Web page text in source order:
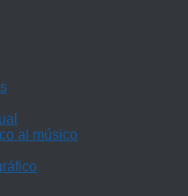
al músico